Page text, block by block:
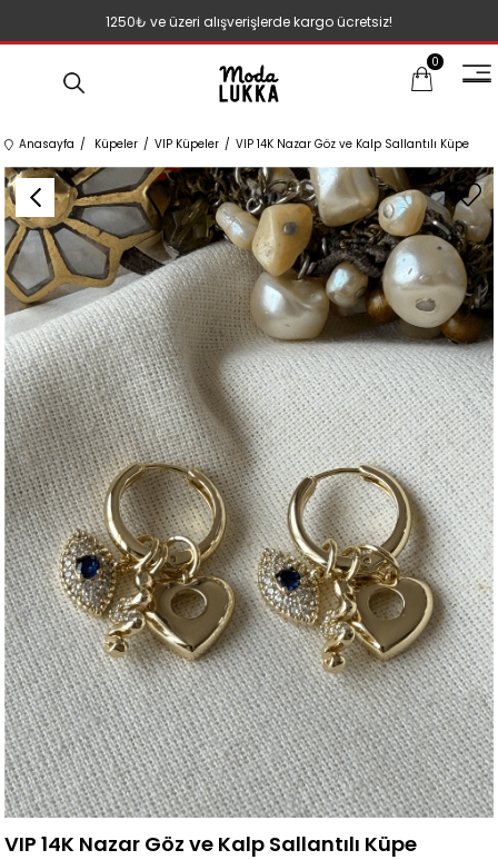
1250₺ ve üzeri alışverişlerde kargo ücretsiz!
0
Anasayfa Küpeler VIP Küpeler VIP 14K Nazar Göz ve Kalp Sallantılı Küpe
VIP 14K Nazar Göz ve Kalp Sallantılı Küpe